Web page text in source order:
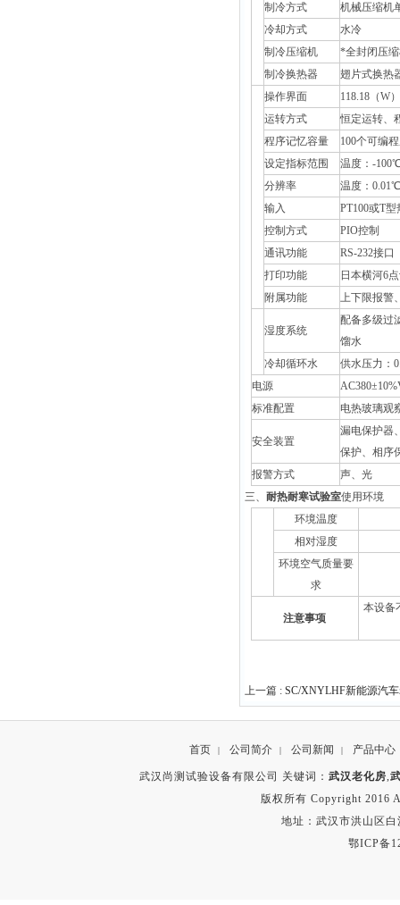
制冷方式
机械压缩机
冷却方式
水冷
制冷压缩机
*全封闭压
制冷换热器
翅片式换热
操作界面
118.18（W
运转方式
恒定运转、
程序记忆容量
100个可编
设定指标范围
温度：-
分辨率
温度：
输入
PT100或T型
控制方式
PIO控制
通讯功能
RS-232接口
打印功能
日本横河6
附属功能
上下限报警
湿度系统
配备多级过
馏水
冷却循环水
供水压力：
电源
标准配置
电热玻璃观
安全装置
漏电保护器
保护、相序
报警方式
声、光
三、 耐热耐寒试验室使用环境
环境温度
相对湿度
环境空气质量要
求
注意事项
本设备
上一篇 : SC/XNYLHF新能源汽
首页 | 公司简介 | 公司新闻 | 产品中心
武汉尚测试验设备有限公司 关键词：武汉老化房,
版权所有 Copyright 2016
地址：武汉市洪山区
鄂ICP备